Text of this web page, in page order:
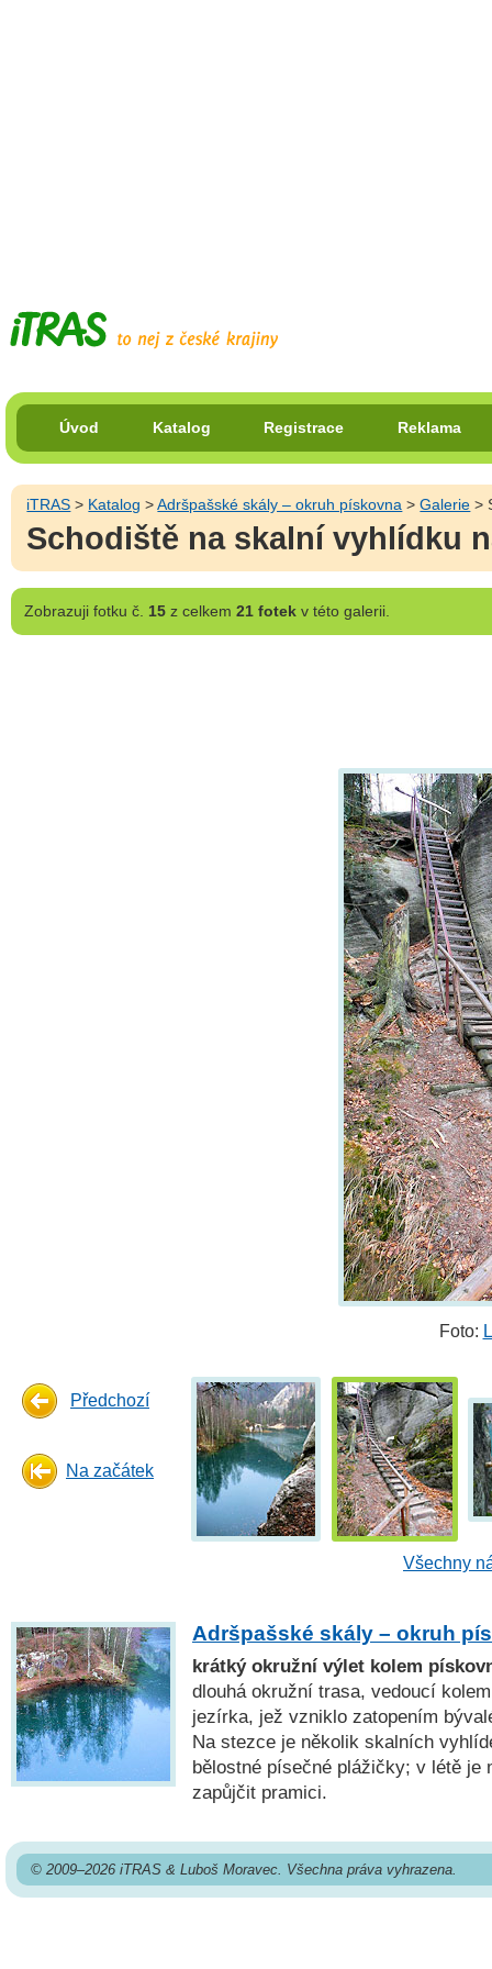
Úvod Katalog Registrace Reklama
iTRAS > Katalog >Adršpašské skály – okruh pískovna >Galerie >
Schodiště na skalní vyhlídku
Zobrazujifotku č. 15z celkem 21 fotekv této galerii.
Foto:
Předchozí
Na začátek
Všechny
Adršpašské skály – okruh
krátký okružní výlet kolem
dlouhá okružní trasa, vedoucí
jezírka, jež vzniklo zatopením
Na stezce je několik skalních
bělostné písečné plážičky; v létě je
zapůjčit pramici.
© 2009–2026 iTRAS & Luboš Moravec. Všechna práva vyhrazena.